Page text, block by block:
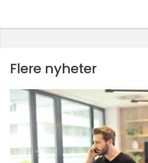
Flere nyheter